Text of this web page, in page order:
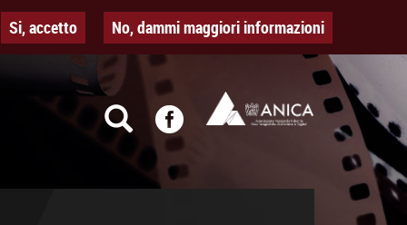
Si, accetto No, dammi maggiori informazioni